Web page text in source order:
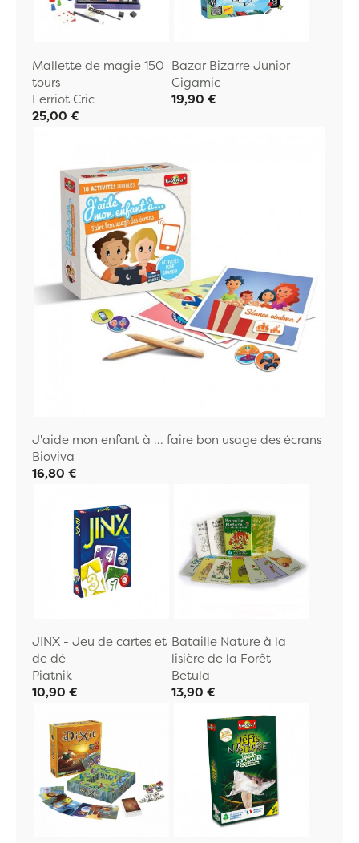
Mallette de magie 150
tours
Ferriot Cric
25,00 €
Bazar Bizarre Junior
Gigamic
19,90 €
J'aide mon enfant à ... faire bon usage des écrans
Bioviva
16,80 €
JINX - Jeu de cartes et
de dé
Piatnik
10,90 €
Bataille Nature à la
lisière de la Forêt
Betula
13,90 €